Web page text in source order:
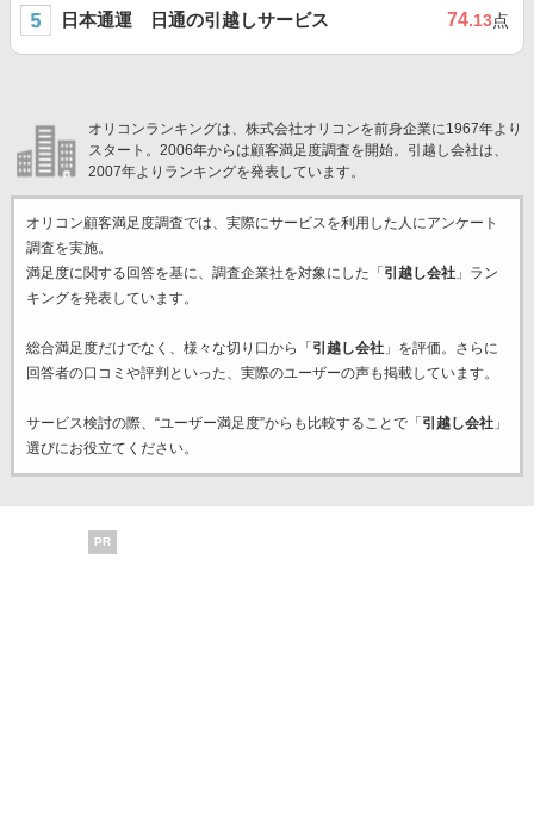
日本通運 日通の引越しサービス 74.13点
オリコンランキングは、株式会社オリコンを前身企業に1967年より
スタート。2006年からは顧客満足度調査を開始。引越し会社は、
2007年よりランキングを発表しています。
オリコン顧客満足度調査では、実際にサービスを利用した 人にアンケート
調査を実施。
満足度に関する回答を基に、調査企業社を対象にした「 引越し会社」ラン
キングを発表しています。
総合満足度だけでなく、様々な切り口から「 引越し会社」を評価。さらに
回答者の口コミや評判といった、実際のユーザーの声も掲載しています。
サービス検討の際、“ユーザー満足度”からも比較することで「 引越し会社」
選びにお役立てください。
PR